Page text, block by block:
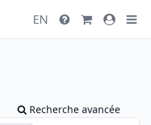
EN
Recherche avancée